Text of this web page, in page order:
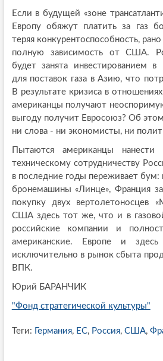
Если в будущей «зоне
Европу обяжут платить за газ
теряя конкурентоспособность,
полную зависимость от США.
будет занята инвестированием
для поставок газа в Азию, что
В результате кризиса в
американцы получают
выгоду получит Евросоюз? Об
ни слова - ни экономисты, ни
Пытаются американцы
техническому сотрудничеству
в последние годы переживает бум:
бронемашины «Линце», Франция
покупку двух вертолетоносцев
США здесь тот же, что и в
российские компании и
американские. Европе и здесь
исключительно в рынок сбыта
ВПК.
Юрий БАРАНЧИК
"Фонд стратегической культуры"
Теги: Германия, ЕС, Россия, США,